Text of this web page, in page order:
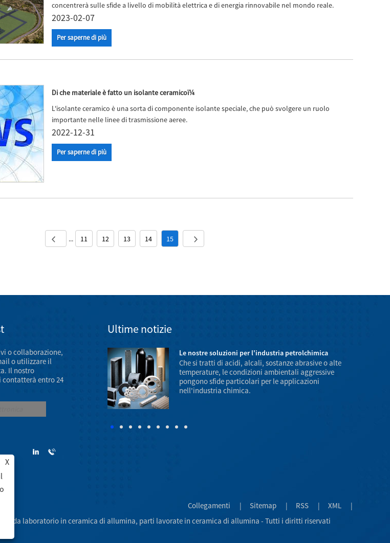
concentrerà sulle sfide a livello di mobilità elettrica e di energia rinnovabile nel mondo reale.
2023-02-07
Per saperne di più
Di che materiale è fatto un isolante ceramicoï¼
L'isolante ceramico è una sorta di componente isolante speciale, che può svolgere un ruolo
importante nelle linee di trasmissione aeree.
2022-12-31
Per saperne di più
... 11 12 13 14 15
o collaborazione,
o utilizzare il
Il nostro
entro 24
Ultime notizie
per macchine ceramiche a
2023 si svolgerà dal 7
il Venetian Convention &
Le nostre soluzioni per l'industria petrolchimica
Che si tratti di acidi, alcali, sostanze abrasive o alte
temperature, le condizioni ambientali aggressive
pongono sfide particolari per le applicazioni
nell'industria chimica.
Collegamenti | Sitemap | RSS | XML |
da laboratorio in ceramica di allumina, parti lavorate in ceramica di allumina - Tutti i diritti riservati
X